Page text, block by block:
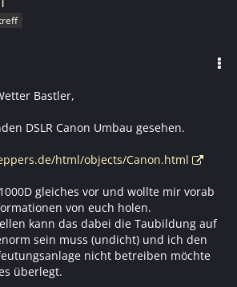
Bastler,
DSLR Canon Umbau gesehen.
html/objects/Canon.html
gleiches vor und wollte mir vorab
von euch holen.
kann das dabei die Taubildung auf
sein muss (undicht) und ich den
nicht betreiben möchte
überlegt.